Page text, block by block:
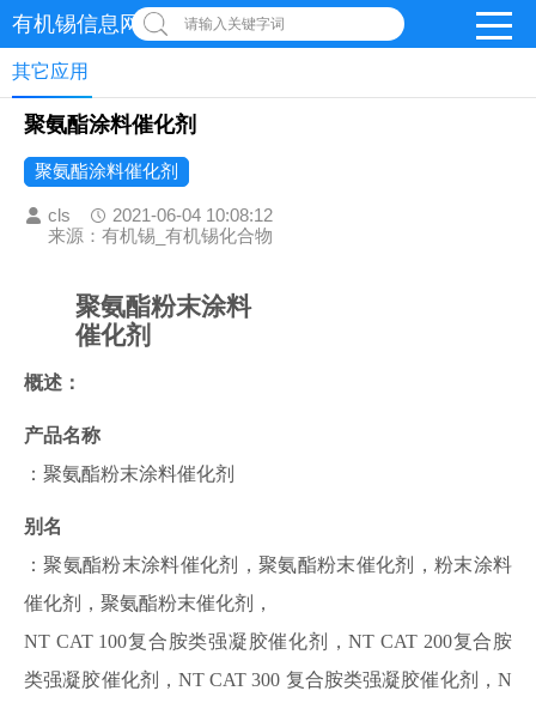
有机锡信息网 请输入关键字词
其它应用
聚氨酯涂料催化剂
聚氨酯涂料催化剂
cls
2021-06-04 10:08:12
来源：有机锡_有机锡化合物
聚氨酯粉末涂料
催化剂
概述：
产品名称
：聚氨酯粉末涂料催化剂
别名
：聚氨酯粉末涂料催化剂，聚氨酯粉末催化剂，粉末涂料
催化剂，聚氨酯粉末催化剂，
NT CAT 100复合胺类强凝胶催化剂，NT CAT 200复合胺
类强凝胶催化剂，NT CAT 300 复合胺类强凝胶催化剂，N